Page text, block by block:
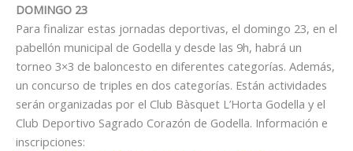
DOMINGO 23
Para finalizar estas jornadas deportivas, el domingo 23, en el
pabellón municipal de Godella y desde las 9h, habrá un
torneo 3×3 de baloncesto en diferentes categorías. Además,
un concurso de triples en dos categorías. Están actividades
serán organizadas por el Club Bàsquet L’Horta Godella y el
Club Deportivo Sagrado Corazón de Godella. Información e
inscripciones: